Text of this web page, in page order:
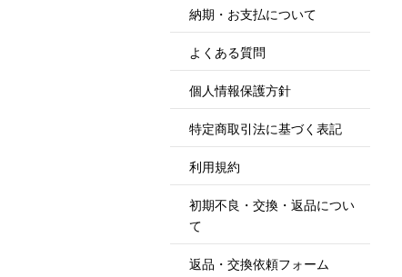
納期・お支払について
よくある質問
個人情報保護方針
特定商取引法に基づく表記
利用規約
初期不良・交換・返品につい
て
返品・交換依頼フォーム